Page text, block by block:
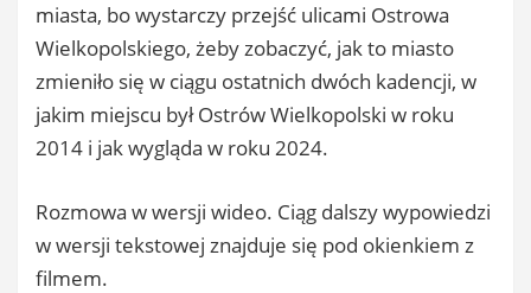
miasta, bo wystarczy przejść ulicami Ostrowa
Wielkopolskiego, żeby zobaczyć, jak to miasto
zmieniło się w ciągu ostatnich dwóch kadencji, w
jakim miejscu był Ostrów Wielkopolski w roku
2014 i jak wygląda w roku 2024.
Rozmowa w wersji wideo. Ciąg dalszy wypowiedzi
w wersji tekstowej znajduje się pod okienkiem z
filmem.